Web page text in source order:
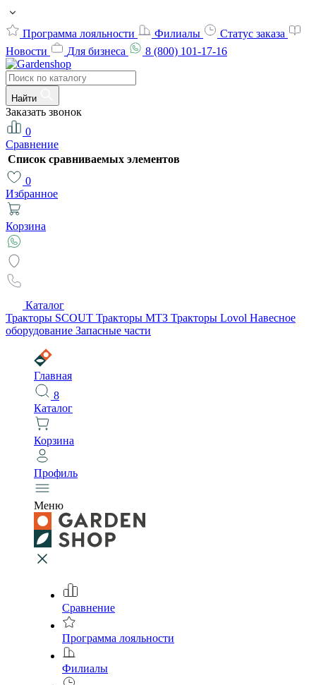
Программа лояльности Филиалы
Статус заказа
Новости
Для бизнеса 8 (800) 101-17-16
Найти
Заказать звонок
0
Сравнение
Список сравниваемых элементов
0
Избранное
Корзина
Каталог
Тракторы SCOUT Тракторы МТЗ Тракторы Lovol Навесное
оборудование Запасные части
Главная
8
Каталог
Корзина
Профиль
Меню
Сравнение
Программа лояльности
Филиалы